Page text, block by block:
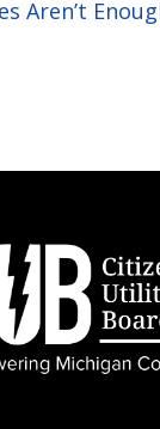
Aren’t